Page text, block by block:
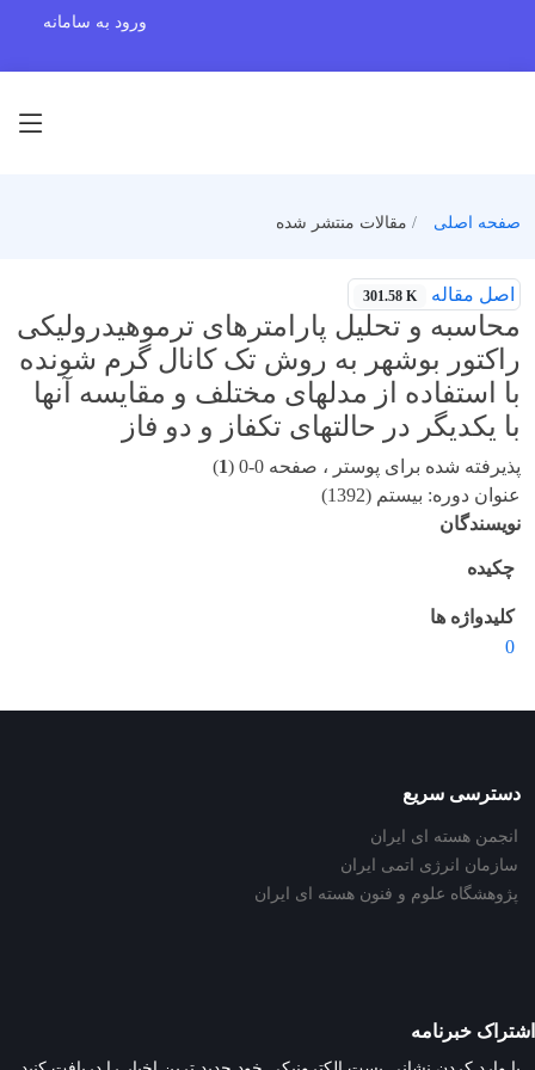
ورود به سامانه
صفحه اصلی مقالات منتشر شده
اصل مقاله 301.58 K
محاسبه و تحلیل پارامترهای ترموهیدرولیکی
راکتور بوشهر به روش تک کانال گرم شونده
با استفاده از مدلهای مختلف و مقایسه آنها
با یکدیگر در حالتهای تکفاز و دو فاز
پذیرفته شده برای پوستر ، صفحه 0-0 ( 1
)
عنوان دوره: بیستم (1392)
نویسندگان
چکیده
کلیدواژه ها
0
دسترسی سریع
انجمن هسته ای ایران
سازمان انرژی اتمی ایران
پژوهشگاه علوم و فنون هسته ای ایران
اشتراک خبرنامه